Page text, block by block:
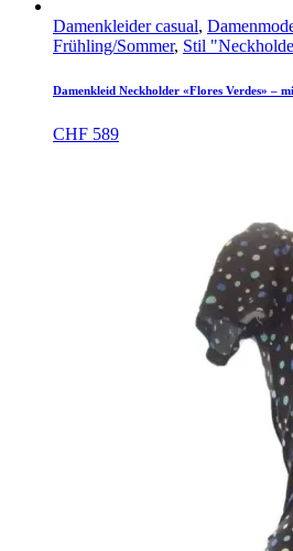
Damenkleider casual,
Frühling/Sommer, Stil
Damenkleid Neckholder «Flores Verdes» –
CHF 589